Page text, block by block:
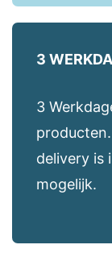
3
3
delivery is
mogelijk.